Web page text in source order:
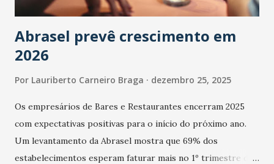
Abrasel prevê crescimento em
2026
Por Lauriberto Carneiro Braga dezembro 25, 2025
Os empresários de Bares e Restaurantes encerram 2025
com expectativas positivas para o início do próximo ano.
Um levantamento da Abrasel mostra que 69% dos
estabelecimentos esperam faturar mais no 1º trimestre de